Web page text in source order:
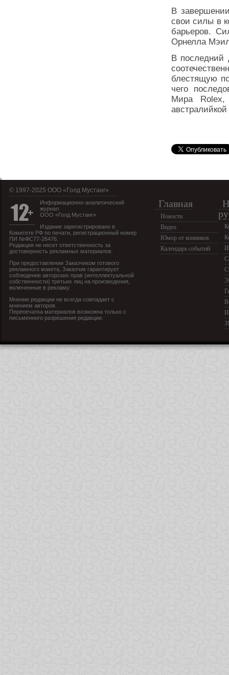
В
свои силы в
барьеров.
Орнелла
В последний
блестящую
чего
Мира Rolex,
© 1997-2025 OOO «Голд Мустанг»
Информационно-аналитический
журнал
ООО «Голд Мустанг»
Издание зарегистрировано в
Комитете РФ по печати, регистрационный номер
ПИ №ФС77-26476.
Редакция не несет ответственность за
достоверность рекламных материалов.
При предоставлении Заказчиком готового
рекламного макета, Заказчик гарантирует
соблюдение авторских прав (интеллектуальной
собственности) третьих лиц на произведения,
включенные в рекламу.
Мнение редакции не всегда совпадает с
мнением авторов.
Перепечатка материалов возможна только с
письменного разрешения редакции.
Главная
Новости
Видео
Юмор от конников
Календарь событий